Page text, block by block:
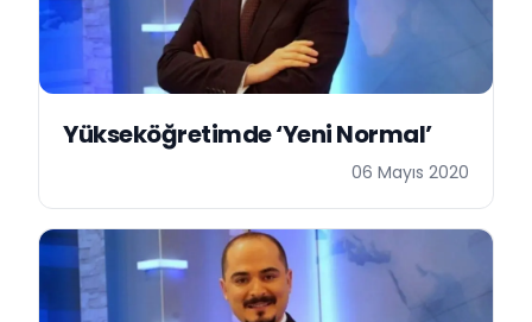
Yükseköğretimde ‘Yeni Normal’
06 Mayıs 2020